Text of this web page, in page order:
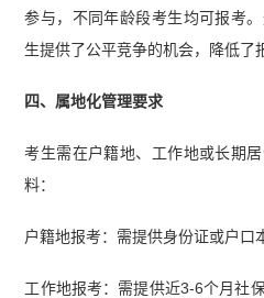
参与，不同年龄段考生均可报考
生提供了公平竞争的机会，降低了
四、属地化管理要求
考生需在户籍地、工作地或长期
料：
户籍地报考：需提供身份证或户口
工作地报考：需提供近3-6个月社